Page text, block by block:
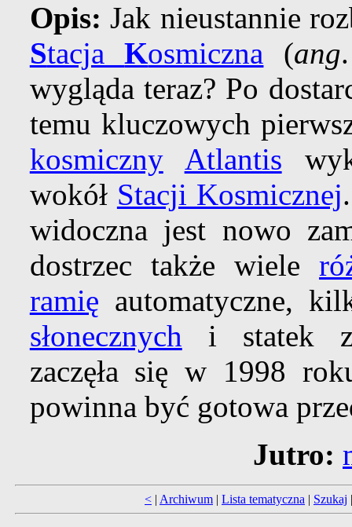
Opis: Jak nieustannie
StacjaKosmiczna (ang
wygląda teraz? Po
temu kluczowych
kosmiczny
Atlantis
wokół Stacji Kosmicznej
widoczna jest nowo
dostrzec także wiele
ramię automatyczne,
słonecznych i statek
zaczęła się w 1998
powinna być gotowa
Jutro:
< | Archiwum | Lista tematyczna | Szukaj